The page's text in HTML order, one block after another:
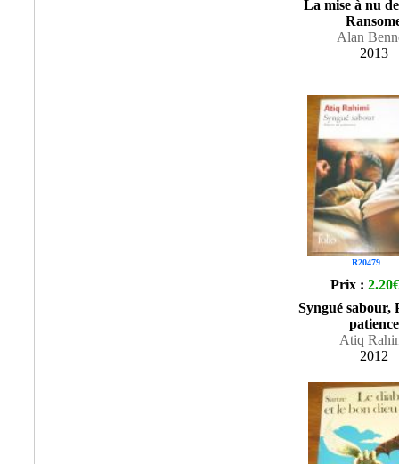
La mise à nu
Alan
2013
R20479
Prix : 2.20€
Syngué sabour,
patience
Atiq
2012